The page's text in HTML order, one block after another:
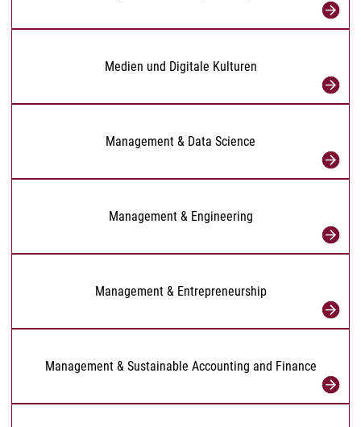
Medien und Digitale Kulturen
Management & Data Science
Management & Engineering
Management & Entrepreneurship
Management & Sustainable Accounting and Finance